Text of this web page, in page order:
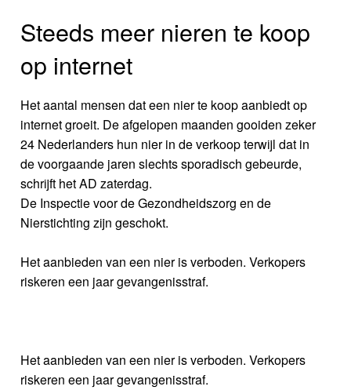
Steeds meer nieren te koop
op internet
Het aantal mensen dat een nier te koop aanbiedt op
internet groeit. De afgelopen maanden gooiden zeker
24 Nederlanders hun nier in de verkoop terwijl dat in
de voorgaande jaren slechts sporadisch gebeurde,
schrijft het AD zaterdag.
De Inspectie voor de Gezondheidszorg en de
Nierstichting zijn geschokt.
Het aanbieden van een nier is verboden. Verkopers
riskeren een jaar gevangenisstraf.
Het aanbieden van een nier is verboden. Verkopers
riskeren een jaar gevangenisstraf.